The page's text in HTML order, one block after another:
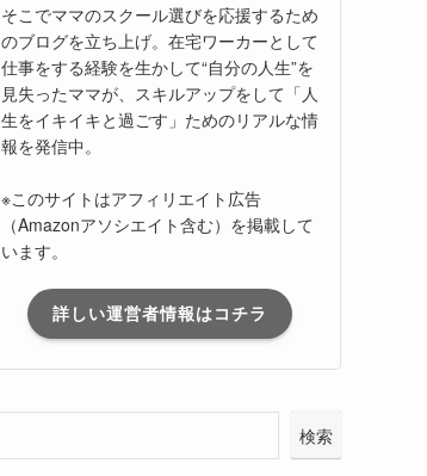
そこでママのスクール選びを応援するため
のブログを立ち上げ。在宅ワーカーとして
仕事をする経験を生かして“自分の人生”を
見失ったママが、スキルアップをして「人
生をイキイキと過ごす」ためのリアルな情
報を発信中。
※このサイトはアフィリエイト広告
（Amazonアソシエイト含む）を掲載して
います。
詳しい運営者情報はコチラ
検索